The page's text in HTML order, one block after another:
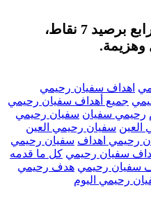
وارتقى العين إلى المركز الرابع برصيد 7 نقاط،
وهزيمة.
اهداف سفيان رحيمي
جميع أهداف سفيان رحيمي
رحيمي سفيان سفيان رحيمي
العين سفيان رحيمي العين
رحيمي اهداف سفيان رحيمي
سفيان رحيمي كل ما قدمه
سفيان رحيمي هدف رحيمي
رحيمي اليوم